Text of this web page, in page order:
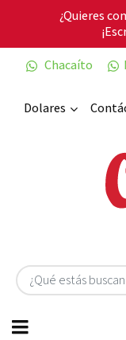
¿Quieres
Chacaíto
Dolares